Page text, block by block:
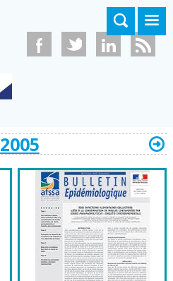
2005